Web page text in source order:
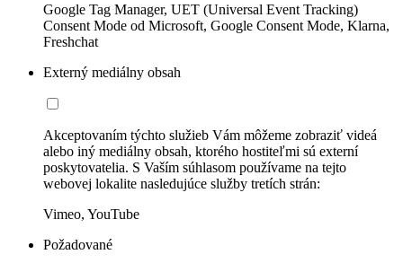
Google Tag Manager, UET (Universal Event Tracking)
Consent Mode od Microsoft, Google Consent Mode, Klarna,
Freshchat
Externý mediálny obsah
Akceptovaním týchto služieb Vám môžeme zobraziť videá
alebo iný mediálny obsah, ktorého hostiteľmi sú externí
poskytovatelia. S Vaším súhlasom používame na tejto
webovej lokalite nasledujúce služby tretích strán:
Vimeo, YouTube
Požadované